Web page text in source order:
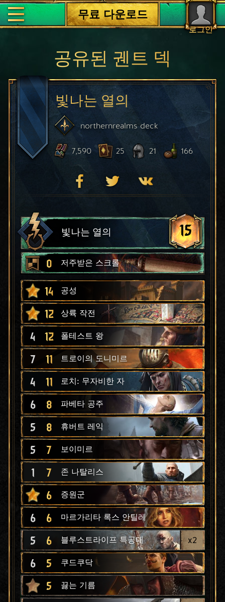
로그인
무료 다운로드
공유된 궨트 덱
빛나는 열의
northernrealmsdeck
7,590 25 21 166
빛나는 열의 15
0 저주받은 스크롤
14 공성
12 상륙 작전
4 12 폴테스트 왕
7 11 트로이의 도니미르
4 11 로치: 무자비한 자
6 8 파베타 공주
5 8 휴버트 레익
5 7 보이미르
1 7 존 나탈리스
6 증원군
6 6 마르가리타 록스 안틸레
5 6 블루스트라이프 특공대 x2
6 5 쿠드쿠닥
5 끓는 기름